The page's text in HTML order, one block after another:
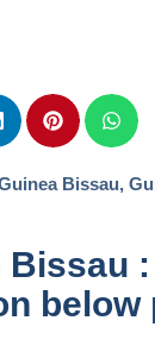
Bissau,
Bissau
below